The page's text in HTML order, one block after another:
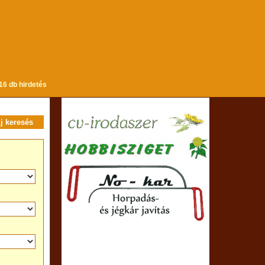
db hirdetés
keresés